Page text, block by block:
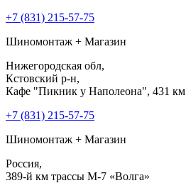
+7 (831) 215-57-75
Шиномонтаж + Магазин
Нижегородская обл,
Кстовский р-н,
Кафе "Пикник у Наполеона", 431 км
+7 (831) 215-57-75
Шиномонтаж + Магазин
Россия,
389-й км трассы М-7 «Волга»